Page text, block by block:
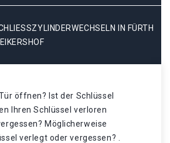
IN FÜRTH W
öffnen? Ist der Schlüssel
Ihren Schlüssel verloren
Möglicherweise
verlegt oder vergessen? .